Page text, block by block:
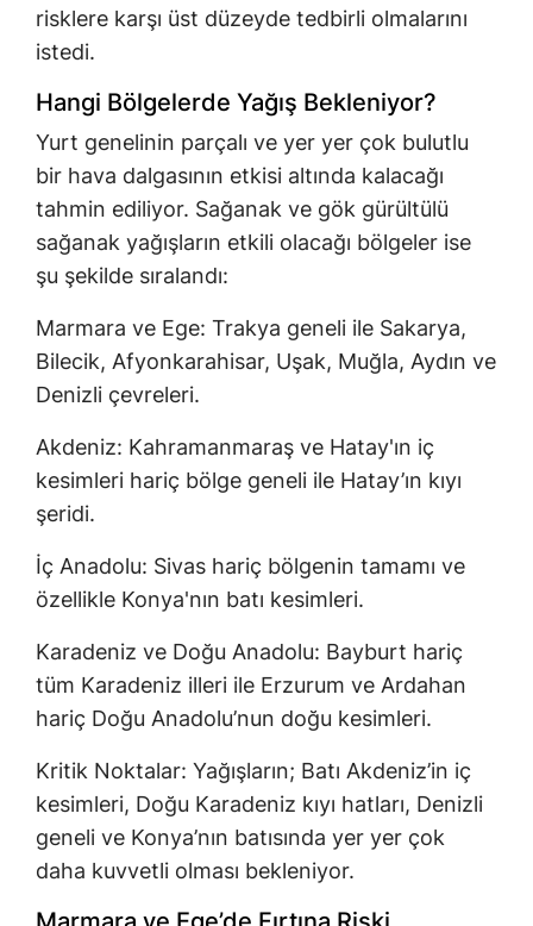
risklere karşı üst düzeyde tedbirli olmalarını
istedi.
Hangi Bölgelerde Yağış Bekleniyor?
Yurt genelinin parçalı ve yer yer çok bulutlu
bir hava dalgasının etkisi altında kalacağı
tahmin ediliyor. Sağanak ve gök gürültülü
sağanak yağışların etkili olacağı bölgeler ise
şu şekilde sıralandı:
Marmara ve Ege: Trakya geneli ile Sakarya,
Bilecik, Afyonkarahisar, Uşak, Muğla, Aydın ve
Denizli çevreleri.
Akdeniz: Kahramanmaraş ve Hatay'ın iç
kesimleri hariç bölge geneli ile Hatay’ın kıyı
şeridi.
İç Anadolu: Sivas hariç bölgenin tamamı ve
özellikle Konya'nın batı kesimleri.
Karadeniz ve Doğu Anadolu: Bayburt hariç
tüm Karadeniz illeri ile Erzurum ve Ardahan
hariç Doğu Anadolu’nun doğu kesimleri.
Kritik Noktalar: Yağışların; Batı Akdeniz’in iç
kesimleri, Doğu Karadeniz kıyı hatları, Denizli
geneli ve Konya’nın batısında yer yer çok
daha kuvvetli olması bekleniyor.